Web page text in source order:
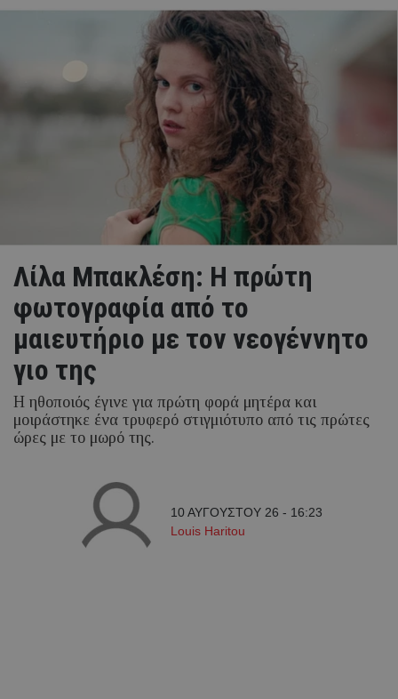
Λίλα Μπακλέση: Η πρώτη
φωτογραφία από το
μαιευτήριο με τον νεογέννητο
γιο της
Η ηθοποιός έγινε για πρώτη φορά μητέρα και
μοιράστηκε ένα τρυφερό στιγμιότυπο από τις πρώτες
ώρες με το μωρό της.
10 ΑΥΓΟΥΣΤΟΥ 26 - 16:23
Louis Haritou